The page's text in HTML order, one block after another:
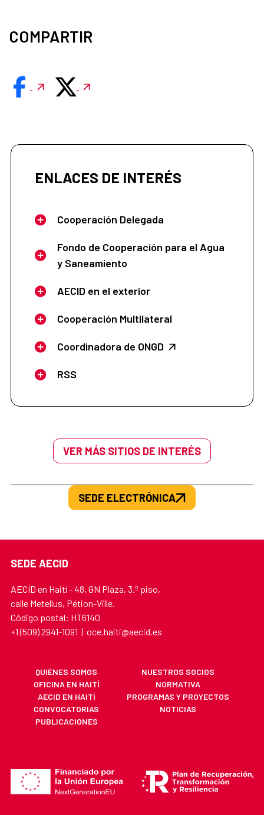
COMPARTIR
ENLACES DE INTERÉS
Cooperación Delegada
Fondo de Cooperación para el Agua
y Saneamiento
AECID en el exterior
Cooperación Multilateral
Coordinadora de ONGD
RSS
VER MÁS SITIOS DE INTERÉS
SEDE ELECTRÓNICA
SEDE AECID
AECID en Haití - 48, GN Plaza, 3.º piso,
calle Metellus, Pétion-Ville.
Código postal: HT6140
+1 (509) 2941-1091 | oce.haiti@aecid.es
QUIÉNES SOMOS
NUESTROS SOCIOS
OFICINA EN HAITÍ
NORMATIVA
AECID EN HAITÍ
PROGRAMAS Y PROYECTOS
CONVOCATORIAS
NOTICIAS
PUBLICACIONES